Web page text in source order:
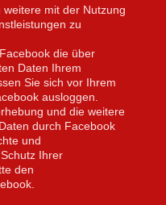
mit der Nutzung
zu
die über
Daten Ihrem
Sie sich vor Ihrem
ausloggen.
und die weitere
durch Facebook
und
Ihrer
den